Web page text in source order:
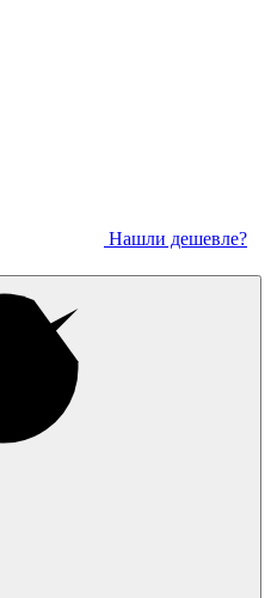
Нашли дешевле?